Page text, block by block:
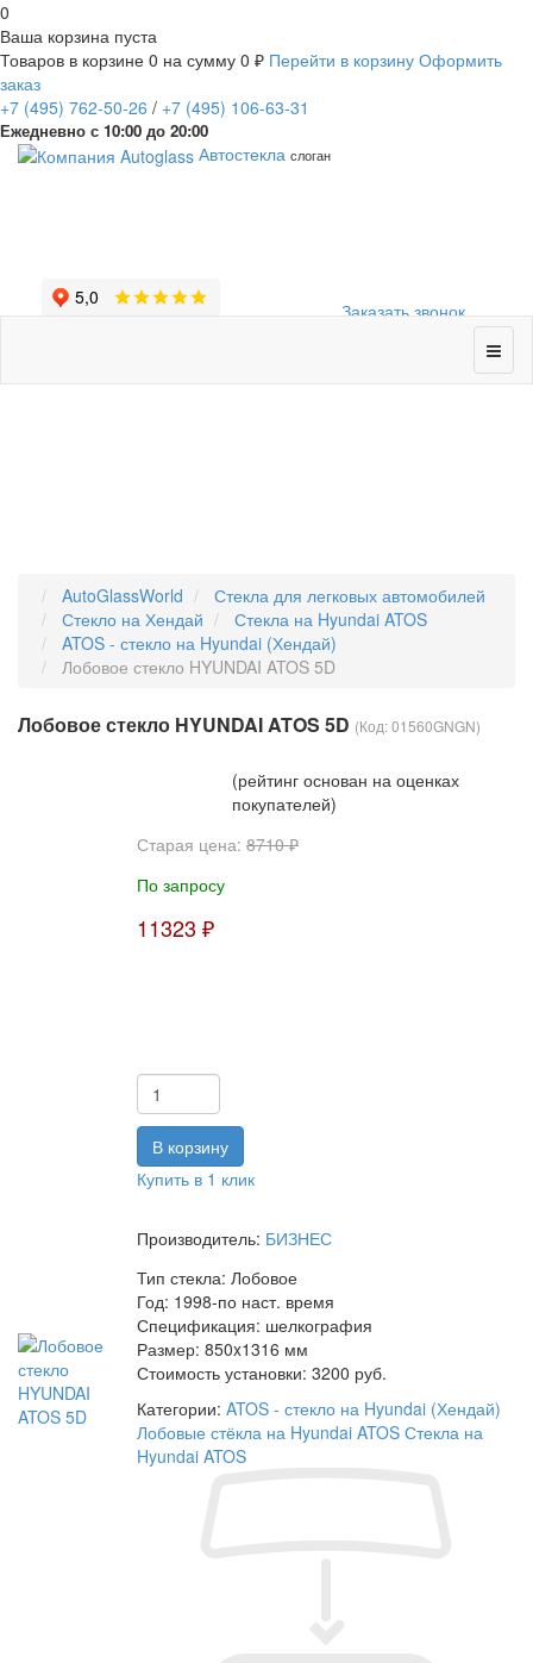
0
Ваша корзина пуста
Товаров в корзине 0 на сумму 0 ₽ Перейти в корзину Оформить
заказ
+7 (495) 762-50-26 / +7 (495) 106-63-31
Ежедневно с 10:00 до 20:00
Заказать звонок
Автостекла слоган
AutoGlassWorld
Стекла для легковых автомобилей
Стекло на Хендай
Стекла на Hyundai ATOS
ATOS - стекло на Hyundai (Хендай)
Лобовое стекло HYUNDAI ATOS 5D
Лобовое стекло HYUNDAI ATOS 5D (Код:01560GNGN)
(рейтинг основан на оценках
покупателей)
Старая цена: 8710 ₽
По запросу
11323 ₽
Купить в 1 клик
Производитель: БИЗНЕС
Тип стекла: Лобовое
Год: 1998-по наст. время
Спецификация: шелкография
Размер: 850x1316 мм
Стоимость установки: 3200 руб.
Категории: ATOS - стекло на Hyundai (Хендай)
Лобовые стёкла на Hyundai ATOS Стекла на
Hyundai ATOS